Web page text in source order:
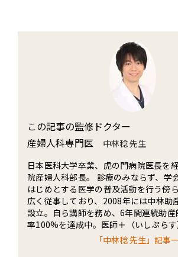
この記事の監修ドクター
産婦人科専門医
中林稔 先生
日本医科大学卒業、虎の門病院医長を
院産婦人科部長。 診療のみならず、学
はじめとする医学の普及活動を行う傍
広く従事しており、2008年には中林助
設立。自ら講師を務め、6年間連続助
率100%を達成中。医師＋（いしぷらす
「中林稔 先生」記